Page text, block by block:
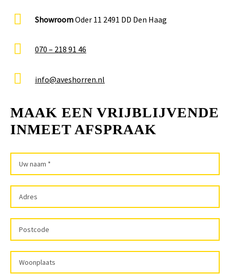
ShowroomOder 11 2491 DD Den Haag
070 – 218 91 46
info@aveshorren.nl
MAAK EEN VRIJBLIJVENDE
INMEET AFSPRAAK